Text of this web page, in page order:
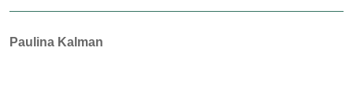
Autorzy:
Paulina Kalman